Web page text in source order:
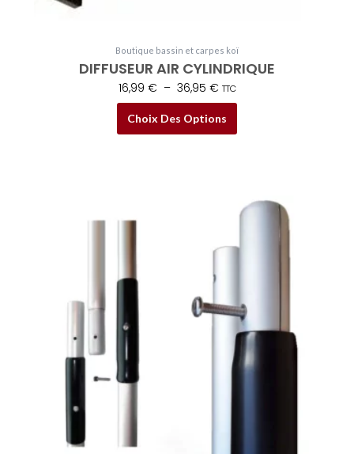
Boutique bassin et carpes koï
DIFFUSEUR AIR CYLINDRIQUE
16,99 € – 36,95 € TTC
Choix Des Options
la
page